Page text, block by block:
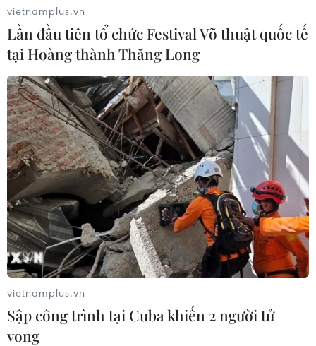
vietnamplus.vn
Lần đầu tiên tổ chức Festival Võ thuật quốc tế
tại Hoàng thành Thăng Long
vietnamplus.vn
Sập công trình tại Cuba khiến 2 người tử
vong